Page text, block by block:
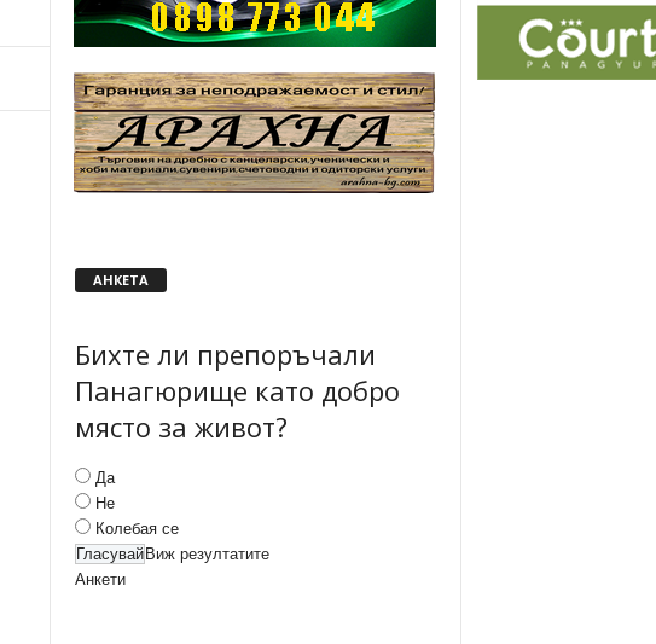
АНКЕТА
Бихте ли препоръчали
Панагюрище като добро
място за живот?
Да
Не
Колебая се
Виж резултатите
Анкети